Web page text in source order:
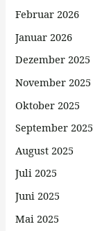
Februar 2026
Januar 2026
Dezember 2025
November 2025
Oktober 2025
September 2025
August 2025
Juli 2025
Juni 2025
Mai 2025